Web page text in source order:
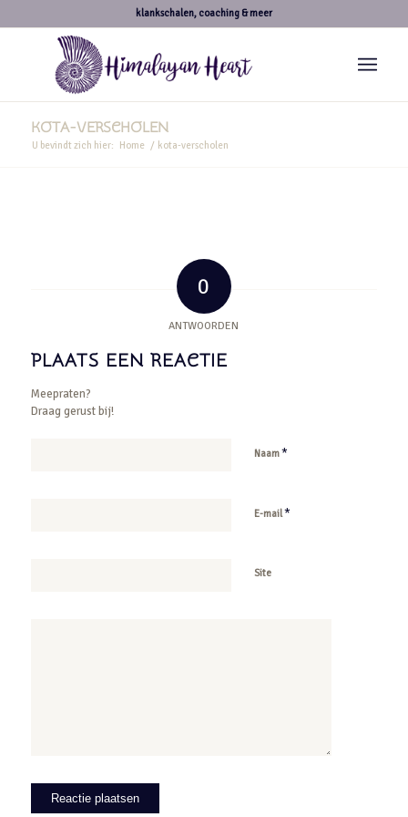
klankschalen, coaching & meer
KOTA-VERSCHOLEN
U bevindt zich hier: Home / kota-verscholen
0
ANTWOORDEN
PLAATS EEN REACTIE
Meepraten?
Draag gerust bij!
Naam*
E-mail*
Site